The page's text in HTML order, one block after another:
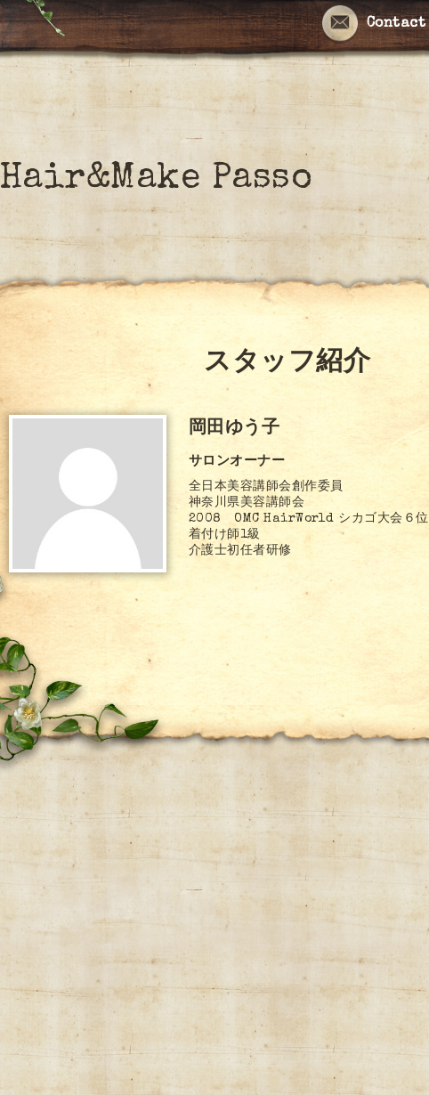
Contact
Hair&Make Passo
スタッフ紹介
岡田ゆう子
サロンオーナー
全日本美容講師会創作委員
神奈川県美容講師会
2008 OMC HairWorld シカゴ大会６位
着付け師1級
介護士初任者研修